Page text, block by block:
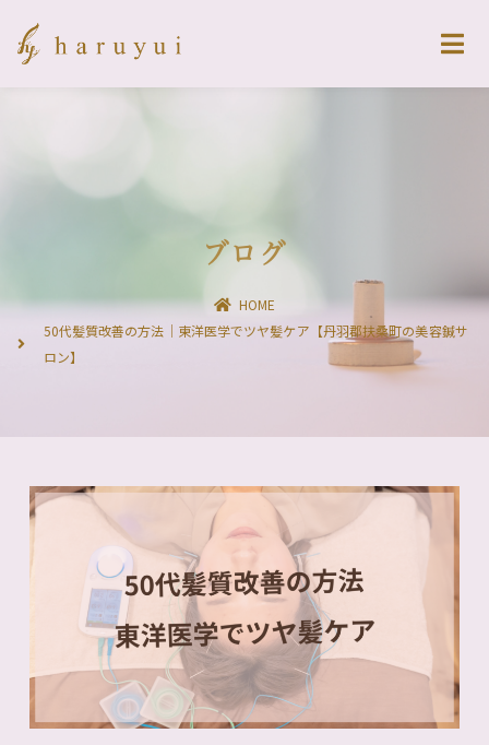
ブログ
HOME
50代髪質改善の方法｜東洋医学でツヤ髪ケア【丹羽郡扶桑町の美容鍼サ
ロン】